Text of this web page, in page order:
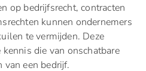
op bedrijfsrecht, contracten
kunnen ondernemers
te vermijden. Deze
die van onschatbare
van een bedrijf.